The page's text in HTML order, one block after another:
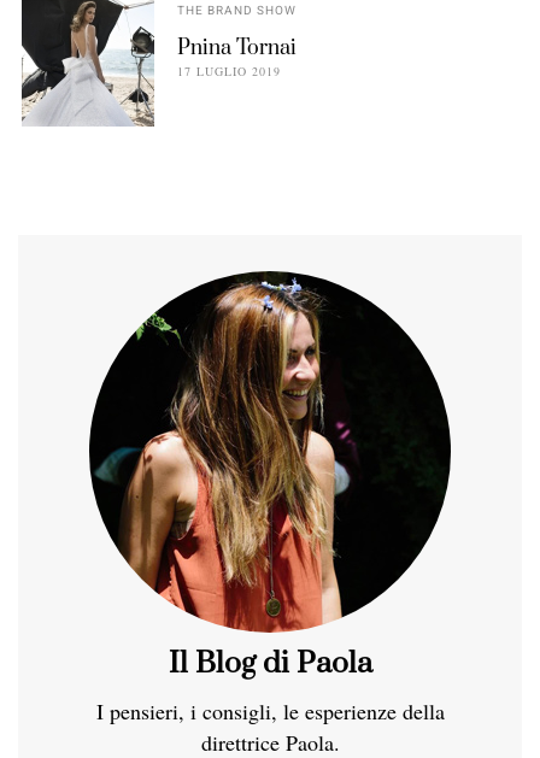
THE BRAND SHOW
Pnina Tornai
17 LUGLIO 2019
Il Blog di Paola
I pensieri, i consigli, le esperienze della
direttrice Paola.